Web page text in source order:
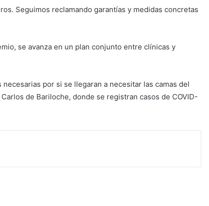
Seguimos reclamando garantías y medidas concretas
se avanza en un plan conjunto entre clínicas y
por si se llegaran a necesitar las camas del
de Bariloche, donde se registran casos de COVID-